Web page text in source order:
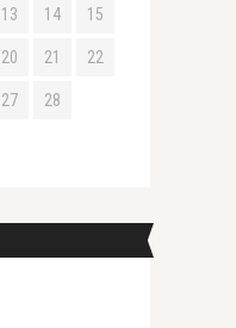
13 14 15
20 21 22
27 28